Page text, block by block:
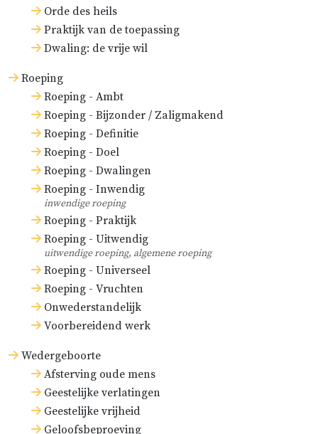
Orde des heils
Praktijk van de toepassing
Dwaling: de vrije wil
Roeping
Roeping - Ambt
Roeping - Bijzonder / Zaligmakend
Roeping - Definitie
Roeping - Doel
Roeping - Dwalingen
Roeping - Inwendig
inwendige roeping
Roeping - Praktijk
Roeping - Uitwendig
uitwendige roeping, algemene roeping
Roeping - Universeel
Roeping - Vruchten
Onwederstandelijk
Voorbereidend werk
Wedergeboorte
Afsterving oude mens
Geestelijke verlatingen
Geestelijke vrijheid
Geloofsbeproeving